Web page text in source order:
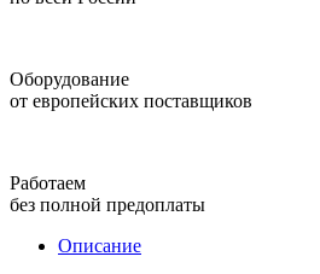
Оборудование
от европейских поставщиков
Работаем
без полной предоплаты
Описание